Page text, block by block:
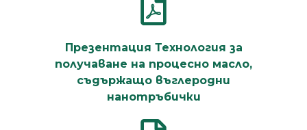
Презентация Технология за
получаване на процесно масло,
съдържащо въглеродни
нанотръбички